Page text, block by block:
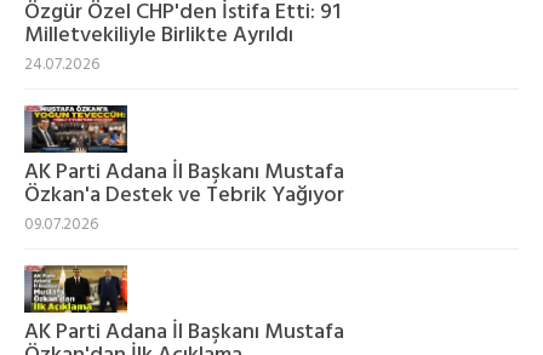
Özgür Özel CHP'den İstifa Etti: 91
Milletvekiliyle Birlikte Ayrıldı
24.07.2026
AK Parti Adana İl Başkanı Mustafa
Özkan'a Destek ve Tebrik Yağıyor
09.07.2026
AK Parti Adana İl Başkanı Mustafa